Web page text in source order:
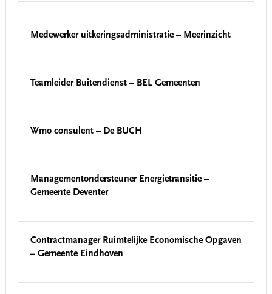
Medewerker uitkeringsadministratie – Meerinzicht
Teamleider Buitendienst – BEL Gemeenten
Wmo consulent – De BUCH
Managementondersteuner Energietransitie –
Gemeente Deventer
Contractmanager Ruimtelijke Economische Opgaven
– Gemeente Eindhoven